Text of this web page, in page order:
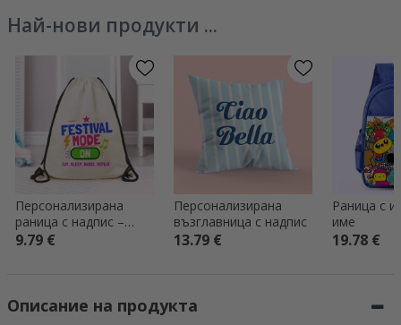
Най-нови продукти ...
Персонализирана
раница с надпис –
Festival mode on
9.79 €
Персонализирана
възглавница с надпис
13.79 €
Раница с
име
19.78 €
Описание на продукта